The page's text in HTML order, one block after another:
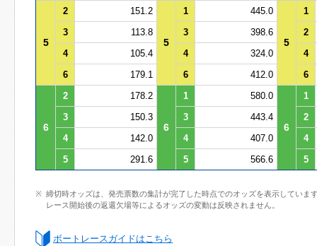
5
2 151.2
5
1 445.0
5
1
3
113.8 3 398.6
2
4
105.4 4 324.0
4
6
179.1 6 412.0 6
6
2 178.2
6
1 580.0
6
1
3
150.3 3 443.4
2
4
142.0 4 407.0
4
5
291.6 5 566.6 5
締切時オッズは、発売票数の集計が完了した時点でのオッズを表示していま
レース開始後の返還欠場等によるオッズの変動は反映されません。
ボートレースガイドはこちら